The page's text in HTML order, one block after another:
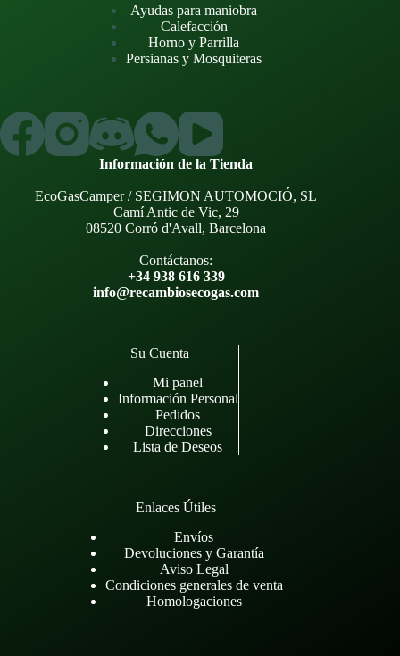
Ayudas para maniobra
Calefacción
Horno y Parrilla
Persianas y Mosquiteras
Información de la Tienda
EcoGasCamper / SEGIMON AUTOMOCIÓ, SL
Camí Antic de Vic, 29
08520 Corró d'Avall, Barcelona
Contáctanos:
+34 938 616 339
info@recambiosecogas.com
Su Cuenta
Mi panel
Información Personal
Pedidos
Direcciones
Lista de Deseos
Enlaces Útiles
Envíos
Devoluciones y Garantía
Aviso Legal
Condiciones generales de venta
Homologaciones